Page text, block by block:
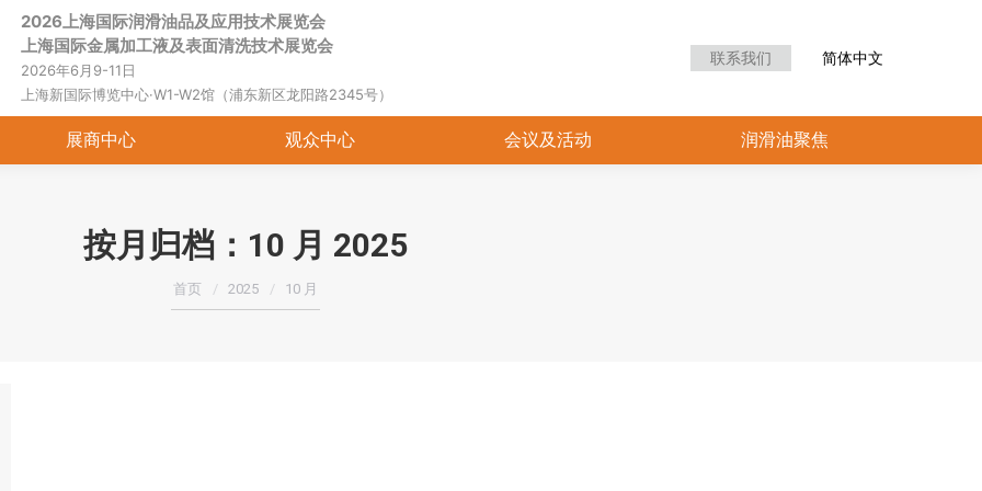
2026上海国际润滑油品及应用技术展览会
上海国际金属加工液及表面清洗技术展览会
2026年6月9-11日
上海新国际博览中心·W1-W2馆（浦东新区龙阳路2345号）
联系我们 简体中文
展商中心 观众中心 会议及活动 润滑油聚焦
按月归档： 10 月 2025
您在这里：
首页 2025 10 月
首页 关于展会 展商中心